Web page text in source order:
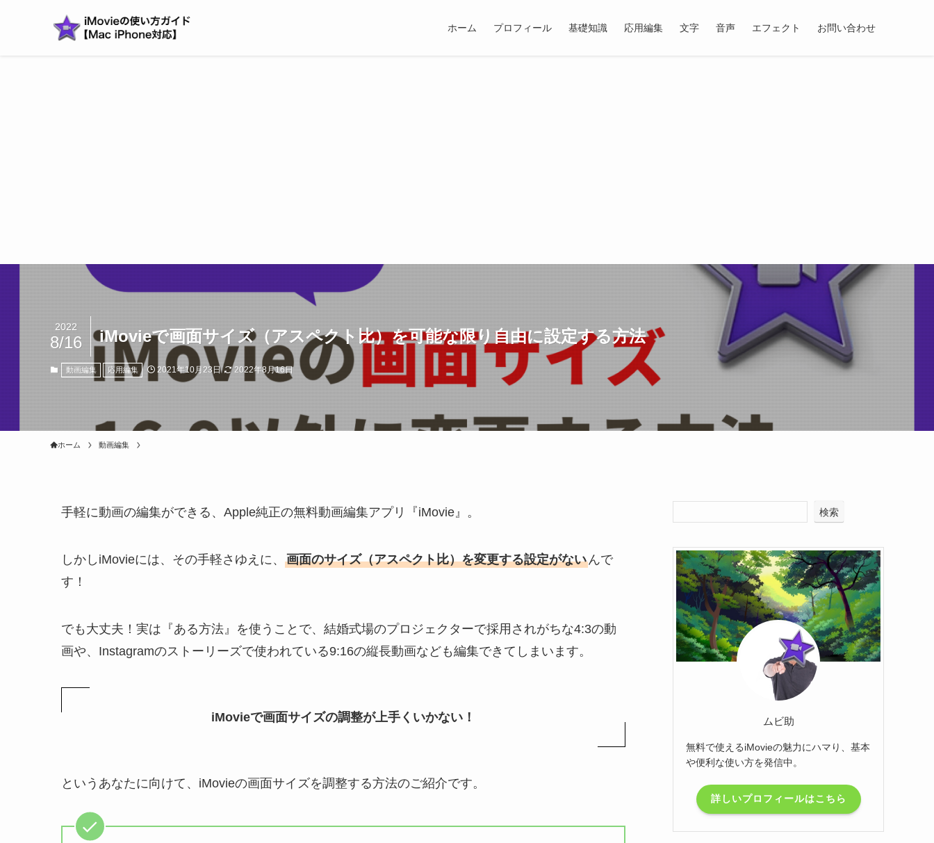
ホーム プロフィール 基礎知識 応用編集 文字 音声 エフェクト お問い合わせ
iMovieで画面サイズ（アスペクト比）を可能な限り自由に設定する方法
2022
8/16
動画編集 応用編集 2021年10月23日 2022年8月16日
ホーム 動画編集
手軽に動画の編集ができる、Apple純正の無料動画編集アプリ『iMovie』。
しかしiMovieには、その手軽さゆえに、 画面のサイズ（アスペクト比）を変更する設定がない んで
す！
でも大丈夫！実は『ある方法』を使うことで、結婚式場のプロジェクターで採用されがちな4:3の動
画や、Instagramのストーリーズで使われている9:16の縦長動画なども編集できてしまいます。
iMovieで画面サイズの調整が上手くいかない！
というあなたに向けて、iMovieの画面サイズを調整する方法のご紹介です。
検索
ムビ助
無料で使えるiMovieの魅力にハマり、基本
や便利な使い方を発信中。
詳しいプロフィールはこちら